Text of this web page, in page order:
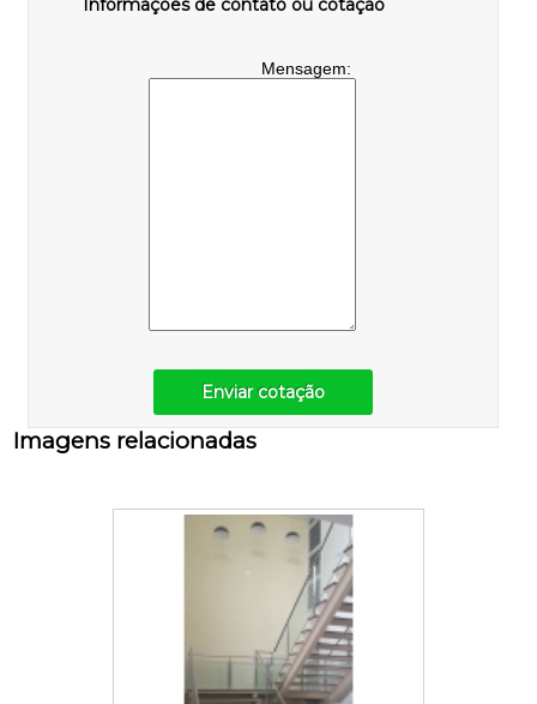
Informações de contato ou cotação
Mensagem:
Enviar cotação
Imagens relacionadas